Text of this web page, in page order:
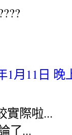
1月11日 晚
實際啦...
了...